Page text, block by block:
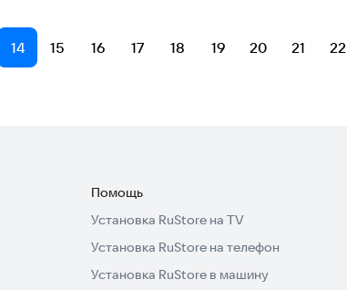
14 15 16 17 18 19 20 21 22
Помощь
Установка RuStore на TV
Установка RuStore на телефон
Установка RuStore в машину